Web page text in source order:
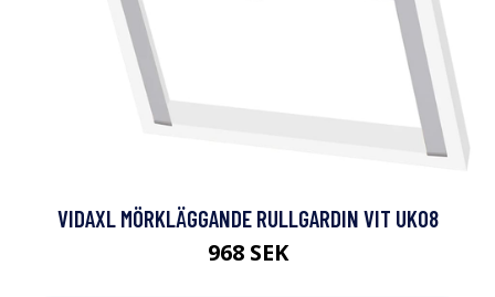
VIDAXL MÖRKLÄGGANDE RULLGARDIN VIT UK08
968 SEK